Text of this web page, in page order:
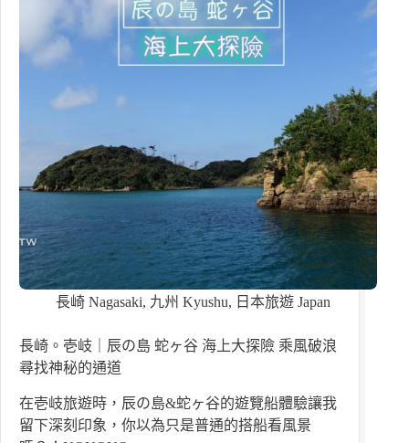
長崎 Nagasaki, 九州 Kyushu, 日本旅遊 Japan
長崎。壱岐｜辰の島 蛇ヶ谷 海上大探險 乘風破浪
尋找神秘的通道
在壱岐旅遊時，辰の島&蛇ヶ谷的遊覽船體驗讓我
留下深刻印象，你以為只是普通的搭船看風景